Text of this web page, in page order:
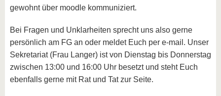
gewohnt über moodle kommuniziert.
Bei Fragen und Unklarheiten sprecht uns also gerne
persönlich am FG an oder meldet Euch per e-mail. Unser
Sekretariat (Frau Langer) ist von Dienstag bis Donnerstag
zwischen 13:00 und 16:00 Uhr besetzt und steht Euch
ebenfalls gerne mit Rat und Tat zur Seite.